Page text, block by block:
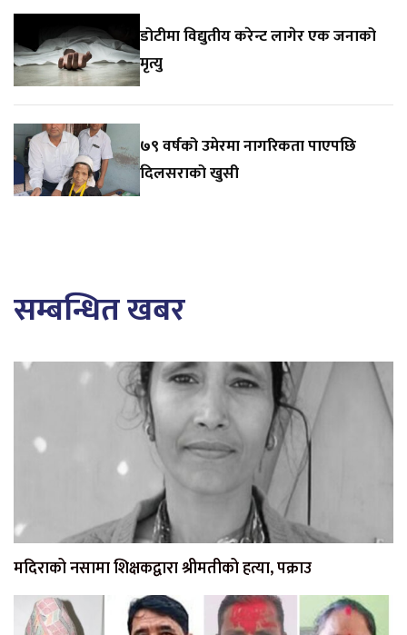
डोटीमा विद्युतीय करेन्ट लागेर एक जनाको
मृत्यु
७९ वर्षको उमेरमा नागरिकता पाएपछि
दिलसराको खुसी
सम्बन्धित खबर
मदिराको नसामा शिक्षकद्वारा श्रीमतीको हत्या, पक्राउ